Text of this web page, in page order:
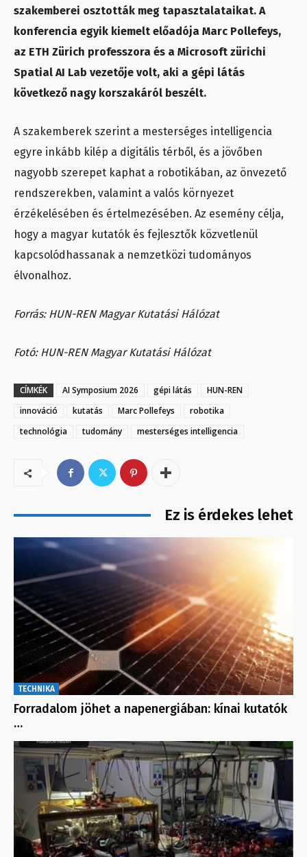
szakemberei osztották meg tapasztalataikat. A
konferencia egyik kiemelt előadója Marc Pollefeys,
az ETH Zürich professzora és a Microsoft zürichi
Spatial AI Lab vezetője volt, aki a gépi látás
következő nagy korszakáról beszélt.
A szakemberek szerint a mesterséges intelligencia
egyre inkább kilép a digitális térből, és a jövőben
nagyobb szerepet kaphat a robotikában, az önvezető
rendszerekben, valamint a valós környezet
érzékelésében és értelmezésében. Az esemény célja,
hogy a magyar kutatók és fejlesztők közvetlenül
kapcsolódhassanak a nemzetközi tudományos
élvonalhoz.
Forrás: HUN-REN Magyar Kutatási Hálózat
Fotó: HUN-REN Magyar Kutatási Hálózat
CÍMKÉK AI Symposium 2026 gépi látás
HUN-REN
innováció
kutatás Marc Pollefeys
robotika
technológia
tudomány mesterséges intelligencia
Ez is érdekes lehet
TECHNIKA
Forradalom jöhet a napenergiában: kínai kutatók
…